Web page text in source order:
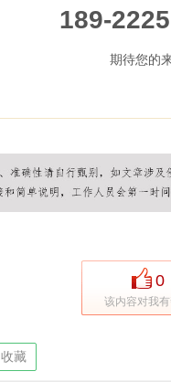
189-
期待您的
0
该内容对我
收藏